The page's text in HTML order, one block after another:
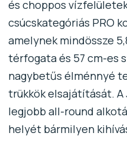
és choppos
csúcskategóriás PRO
amelynek mindössze
térfogata és 57 cm-es
nagybetűs élménnyé
trükkök elsajátítását. A
legjobb all-round
helyét bármilyen